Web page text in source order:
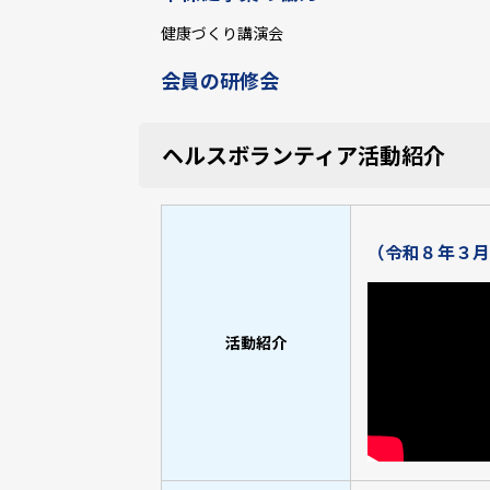
健康づくり講演会
会員の研修会
ヘルスボランティア活動紹介
活動紹介
（令和８年３